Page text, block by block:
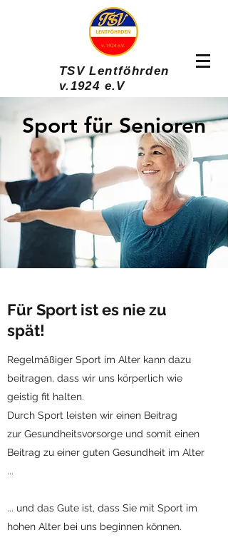
TSV Lentföhrden
v.1924 e.V
Sport für Senioren
Für Sport ist es nie zu
spät!
Regelmäßiger Sport im Alter kann dazu
beitragen, dass wir uns körperlich wie
geistig fit halten.
Durch Sport leisten wir einen Beitrag
zur Gesundheitsvorsorge und somit einen
Beitrag zu einer guten Gesundheit im Alter
...
... und das Gute ist, dass Sie mit Sport im
hohen Alter bei uns beginnen können.